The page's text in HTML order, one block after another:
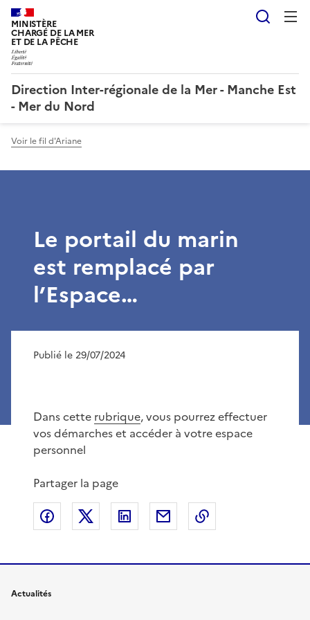
MINISTÈRE
CHARGÉ DE LA MER
ET DE LA PÊCHE
Direction Inter-régionale de la Mer - Manche Est
- Mer du Nord
Voir le fil d'Ariane
Le portail du marin
est remplacé par
l’Espace…
Publié le 29/07/2024
Dans cette rubrique, vous pourrez effectuer
vos démarches et accéder à votre espace
personnel
Partager la page
Partager sur Facebook
Partager sur XPartager sur LinkedIn
Partager par email
Actualités